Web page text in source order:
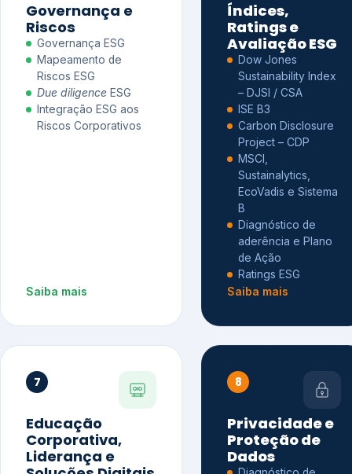
Governança e
Riscos
Governança ESG
Mapeamento de
Riscos ESG
Due diligence ESG
Integração ESG aos
Riscos Corporativos
Saiba mais
Índices,
Ratings e
Avaliação ESG
Dow Jones
Sustainability Index
– DJSI / CSA
ISE B3
Carbon Disclosure
Project – CDP
MSCI,
Sustainalytics,
EcoVadis e Sistema
B
Diagnóstico de
aderência e Plano
de Ação
Ratings ESG
Saiba mais
7
Educação
Corporativa,
Liderança e
8
Privacidade e
Proteção de
Dados